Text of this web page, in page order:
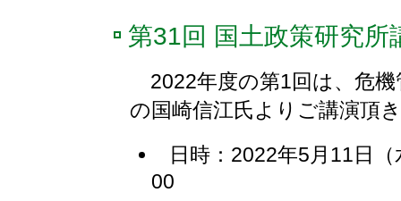
第31回 国土政策研究所
2022年度の第1回は、危
の国崎信江氏よりご講演頂
日時：2022年5月11日
00